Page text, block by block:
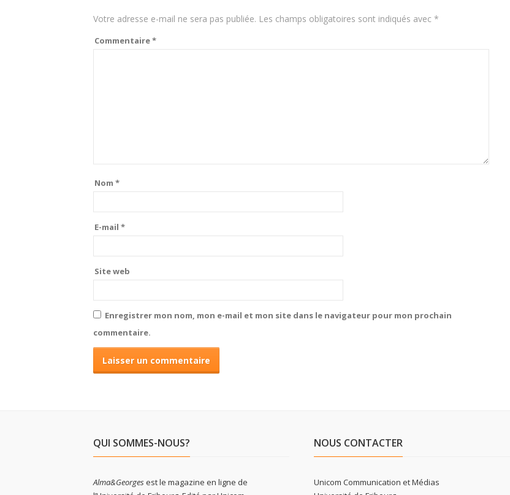
Votre adresse e-mail ne sera pas publiée. Les champs obligatoires sont indiqués avec *
Commentaire*
Nom *
E-mail *
Site web
Enregistrer mon nom, mon e-mail et mon site dans le navigateur pour mon prochain
commentaire.
QUI SOMMES-NOUS?
Alma&Georgesest le magazine en ligne de
NOUS CONTACTER
Unicom Communication et Médias